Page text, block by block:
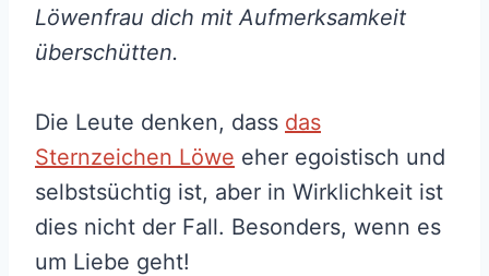
Löwenfrau dich mit Aufmerksamkeit
überschütten.
Die Leute denken, dass das
Sternzeichen Löwe eher egoistisch und
selbstsüchtig ist, aber in Wirklichkeit ist
dies nicht der Fall. Besonders, wenn es
um Liebe geht!